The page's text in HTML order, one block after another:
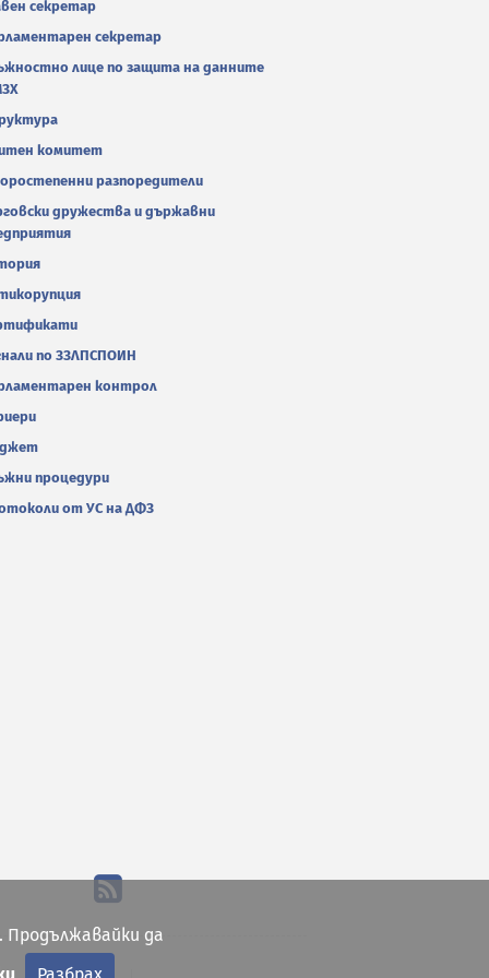
секретар
секретар
лице по защита на данните
комитет
разпоредители
дружества и държавни
по ЗЗЛПСПОИН
контрол
процедури
от УС на ДФЗ
Продължавайки да